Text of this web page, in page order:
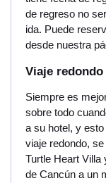
de regreso no
ida. Puede
desde nuestra
Viaje redondo
Siempre es
sobre todo
a su hotel, y
viaje redondo,
Turtle Heart Villa
de Cancún a un